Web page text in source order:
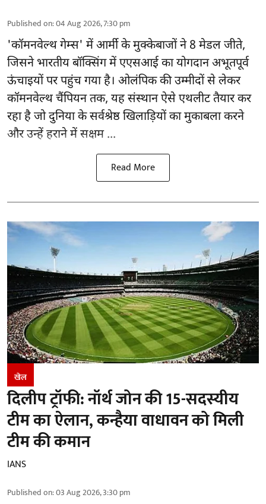
Published on:04 Aug 2026, 7:30 pm
'कॉमनवेल्थ गेम्स' में आर्मी के मुक्केबाजों ने 8 मेडल जीते,
जिसने भारतीय बॉक्सिंग में एएसआई का योगदान अभूतपूर्व
ऊंचाइयों पर पहुंच गया है। ओलंपिक की उम्मीदों से लेकर
कॉमनवेल्थ चैंपियन तक, यह संस्थान ऐसे एथलीट तैयार कर
रहा है जो दुनिया के सर्वश्रेष्ठ खिलाड़ियों का मुकाबला करने
और उन्हें हराने में सक्षम ...
Read More
खेल
दिलीप ट्रॉफी: नॉर्थ जोन की 15-सदस्यीय
टीम का ऐलान, कन्हैया वाधावन को मिली
टीम की कमान
IANS
Published on:03 Aug 2026, 3:30 pm